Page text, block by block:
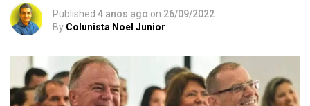
Published 4 anos ago on 26/09/2022
By Colunista Noel Junior